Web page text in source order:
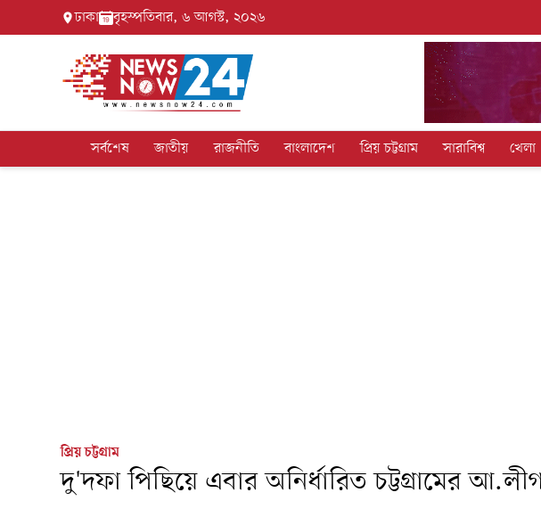
ঢাকা বৃহস্পতিবার, ৬ আগস্ট, ২০২৬
সর্বশেষ জাতীয় রাজনীতি বাংলাদেশ প্রিয় চট্টগ্রাম সারাবিশ্ব খেলা
প্রিয় চট্টগ্রাম
দু'দফা পিছিয়ে এবার অনির্ধারিত চট্টগ্রামের